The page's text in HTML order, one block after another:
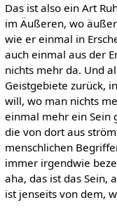
Das ist also ein Art
im Äußeren, wo
wie er einmal in
auch einmal aus der
nichts mehr da. Und
Geistgebiete zurück,
will, wo man nichts
einmal mehr ein Sein
die von dort aus
menschlichen
immer irgendwie
aha, das ist das Sein,
ist jenseits von dem,